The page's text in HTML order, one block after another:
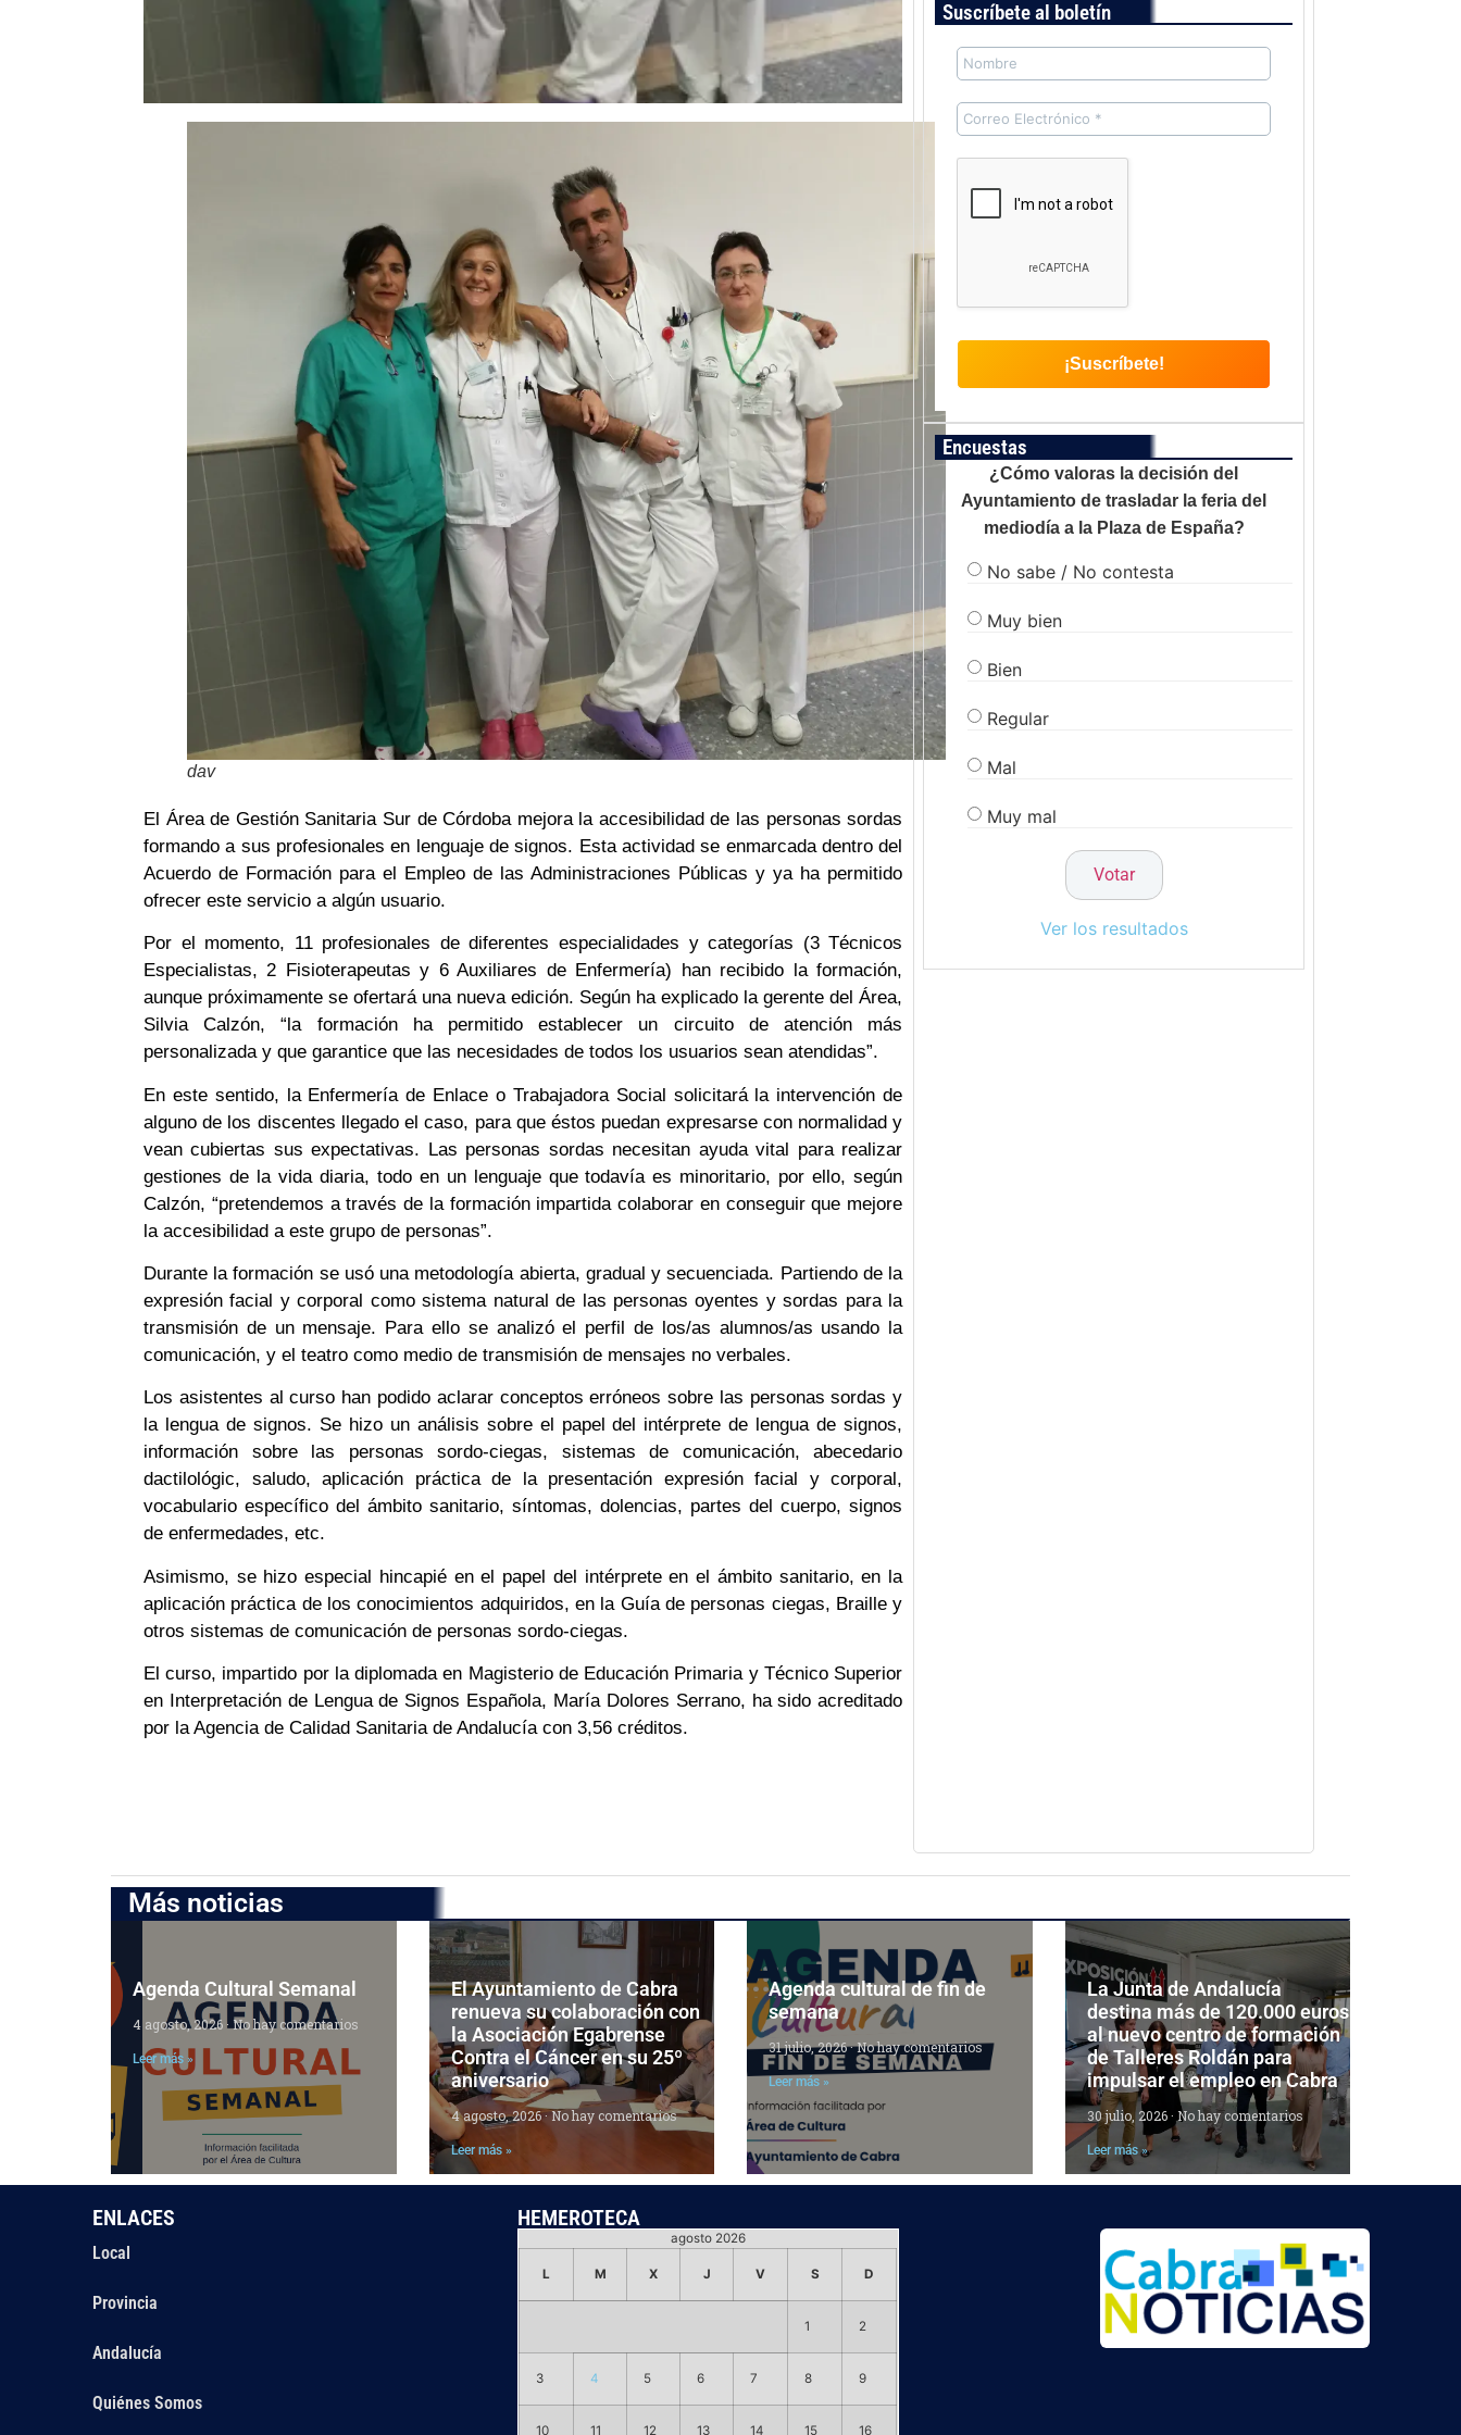
dav
El Área de Gestión Sanitaria Sur de Córdoba mejora la accesibilidad de las personas sordas
formando a sus profesionales en lenguaje de signos. Esta actividad se enmarcada dentro del
Acuerdo de Formación para el Empleo de las Administraciones Públicas y ya ha permitido
ofrecer este servicio a algún usuario.
Por el momento, 11 profesionales de diferentes especialidades y categorías (3 Técnicos
Especialistas, 2 Fisioterapeutas y 6 Auxiliares de Enfermería) han recibido la formación,
aunque próximamente se ofertará una nueva edición. Según ha explicado la gerente del Área,
Silvia Calzón, “la formación ha permitido establecer un circuito de atención más
personalizada y que garantice que las necesidades de todos los usuarios sean atendidas”.
En este sentido, la Enfermería de Enlace o Trabajadora Social solicitará la intervención de
alguno de los discentes llegado el caso, para que éstos puedan expresarse con normalidad y
vean cubiertas sus expectativas. Las personas sordas necesitan ayuda vital para realizar
gestiones de la vida diaria, todo en un lenguaje que todavía es minoritario, por ello, según
Calzón, “pretendemos a través de la formación impartida colaborar en conseguir que mejore
la accesibilidad a este grupo de personas”.
Durante la formación se usó una metodología abierta, gradual y secuenciada. Partiendo de la
expresión facial y corporal como sistema natural de las personas oyentes y sordas para la
transmisión de un mensaje. Para ello se analizó el perfil de los/as alumnos/as usando la
comunicación, y el teatro como medio de transmisión de mensajes no verbales.
Los asistentes al curso han podido aclarar conceptos erróneos sobre las personas sordas y
la lengua de signos. Se hizo un análisis sobre el papel del intérprete de lengua de signos,
información sobre las personas sordo-ciegas, sistemas de comunicación, abecedario
dactilológic, saludo, aplicación práctica de la presentación expresión facial y corporal,
vocabulario específico del ámbito sanitario, síntomas, dolencias, partes del cuerpo, signos
de enfermedades, etc.
Asimismo, se hizo especial hincapié en el papel del intérprete en el ámbito sanitario, en la
aplicación práctica de los conocimientos adquiridos, en la Guía de personas ciegas, Braille y
otros sistemas de comunicación de personas sordo-ciegas.
El curso, impartido por la diplomada en Magisterio de Educación Primaria y Técnico Superior
en Interpretación de Lengua de Signos Española, María Dolores Serrano, ha sido acreditado
por la Agencia de Calidad Sanitaria de Andalucía con 3,56 créditos.
Suscríbete al boletín
Encuestas
¿Cómo valoras la decisión del
Ayuntamiento de trasladar la feria del
mediodía a la Plaza de España?
No sabe / No contesta
Muy bien
Bien
Regular
Mal
Muy mal
Ver los resultados
Más noticias
Agenda Cultural Semanal
4 agosto, 2026 No hay comentarios
Leer más »
El Ayuntamiento de Cabra
renueva su colaboración con
la Asociación Egabrense
Contra el Cáncer en su 25º
aniversario
4 agosto, 2026 No hay comentarios
Leer más »
Agenda cultural de fin de
semana
31 julio, 2026No hay comentarios
Leer más »
La Junta de Andalucía
destina más de 120.000 euros
al nuevo centro de formación
de Talleres Roldán para
impulsar el empleo en Cabra
30 julio, 2026 No hay comentarios
Leer más »
ENLACES
Local
Provincia
Andalucía
Quiénes Somos
HEMEROTECA
agosto 2026
L M X J V S D
1 2
3 4 5 6 7 8 9
10 11 12 13 14 15 16